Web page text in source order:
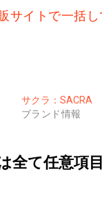
サイトで一括
サクラ：SACRA
ブランド情報
全て任意項